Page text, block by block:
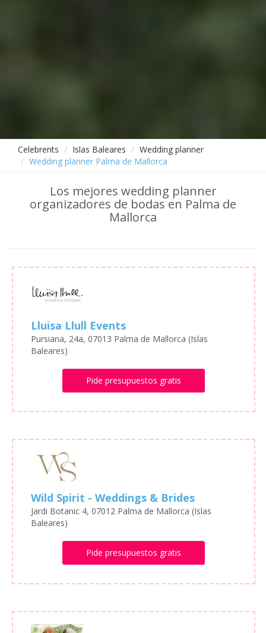
Celebrents Islas Baleares
Wedding planner
Wedding planner Palma de Mallorca
Los mejores wedding planner
organizadores de bodas en Palma de
Mallorca
Lluisa Llull Events
Pursiana, 24a, 07013 Palma de Mallorca (Islas
Baleares)
Pide presupuestos gratis
Wild Spirit - Weddings & Brides
Jardi Botanic 4, 07012 Palma de Mallorca (Islas
Baleares)
Pide presupuestos gratis